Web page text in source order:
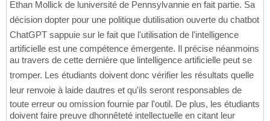
Ethan Mollick de luniversité de Pennsylvannie en fait partie. Sa
décision dopter pour une politique dutilisation ouverte du chatbot
ChatGPT sappuie sur le fait que l'utilisation de l'intelligence
artificielle est une compétence émergente. Il précise néanmoins
au travers de cette dernière que lintelligence artificielle peut se
tromper. Les étudiants doivent donc vérifier les résultats quelle
leur renvoie à laide dautres et qu'ils seront responsables de
toute erreur ou omission fournie par l'outil. De plus, les étudiants
doivent faire preuve dhonnêteté intellectuelle en citant leur